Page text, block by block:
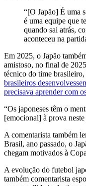
“[O Japão] É uma
é uma equipe que
quando sai atrás,
aconteceu na
Em 2025, o Japão
amistoso, no final de
técnico do time
brasileiros
precisava aprender com
“Os japoneses têm o
[emocional] à prova
A comentarista também
Brasil, ano passado, o
chegam motivados à
A evolução do futebol
também comentarista